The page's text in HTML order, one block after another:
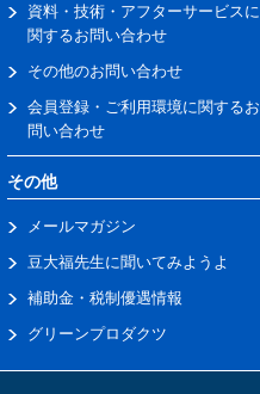
資料・技術・アフターサービスに
関するお問い合わせ
その他のお問い合わせ
会員登録・ご利用環境に関するお
問い合わせ
その他
メールマガジン
豆大福先生に聞いてみようよ
補助金・税制優遇情報
グリーンプロダクツ